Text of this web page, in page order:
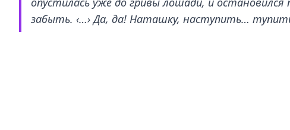
забыть. ‹…› Да, да! Наташку, наступить…